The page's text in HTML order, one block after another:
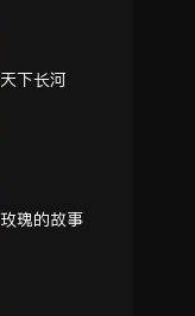
天下长河
玫瑰的故事